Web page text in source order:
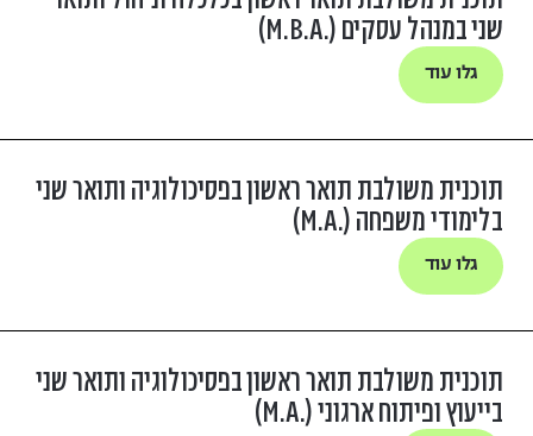
שני במנהל עסקים (.M.B.A)
גלו עוד
תוכנית משולבת תואר ראשון בפסיכולוגיה ותואר שני
בלימודי משפחה (.M.A)
גלו עוד
תוכנית משולבת תואר ראשון בפסיכולוגיה ותואר שני
בייעוץ ופיתוח ארגוני (.M.A)